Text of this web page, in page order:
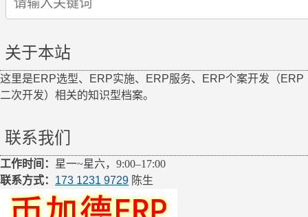
关于本站
这里是ERP选型、ERP实施、ERP服务、ERP个案开发（ERP
二次开发）相关的知识型档案。
联系我们
工作时间： 星一~星六，9:00–17:00
联系方式： 173 1231 9729 陈生